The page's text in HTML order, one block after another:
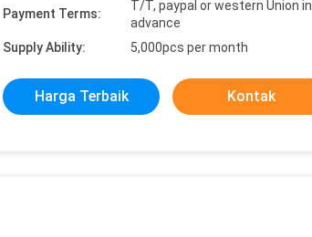
Payment Terms:
T/T, paypal or western Union in
advance
Supply Ability:
5,000pcs per month
Harga Terbaik Kontak